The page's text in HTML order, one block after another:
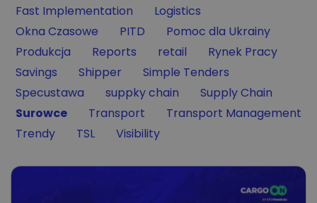
Filter by
Fast Implementation Filter by
Logistics
Filter by
Okna Czasowe Filter by
PITD Filter by
Pomoc dla Ukrainy
Filter by
Produkcja Filter by
Reports Filter by
retail Filter by
Rynek Pracy
Filter by
Savings Filter by
Shipper Filter by
Simple Tenders
Filter by
Specustawa Filter by
suppky chain Filter by
Supply Chain
Filter by
Surowce Filter by
Transport Filter by
Transport Management
Filter by
Trendy Filter by
TSL Filter by
Visibility